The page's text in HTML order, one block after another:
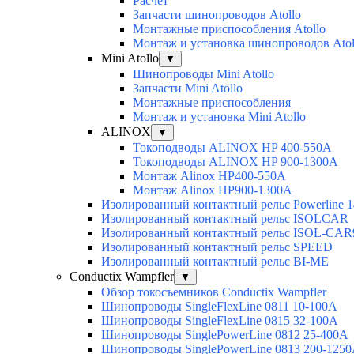
Запчасти шинопроводов Atollo
Монтажные приспособления Atollo
Монтаж и установка шинопроводов
Mini Atollo
▼
Шинопроводы Mini Atollo
Запчасти Mini Atollo
Монтажные приспособления
Монтаж и установка Mini Atollo
ALINOX
▼
Токоподводы ALINOX HP 400-550A
Токоподводы ALINOX HP 900-1300A
Монтаж Alinox HP400-550A
Монтаж Alinox HP900-1300A
Изолированный контактный рельс Powerline
Изолированный контактный рельс ISOLCAR
Изолированный контактный рельс ISOL-
Изолированный контактный рельс SPEED
Изолированный контактный рельс BI-ME
Conductix Wampfler
▼
Обзор токосъемников Conductix Wampfler
Шинопроводы SingleFlexLine 0811 10-100A
Шинопроводы SingleFlexLine 0815 32-100A
Шинопроводы SinglePowerLine 0812 25-400A
Шинопроводы SinglePowerLine 0813 200-